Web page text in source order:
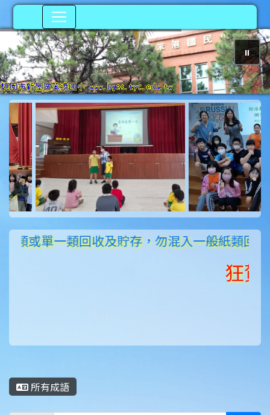
⏸
photo-203
單一類回收及貯存，勿混入一般紙類回收、
狂賀！
所有成語